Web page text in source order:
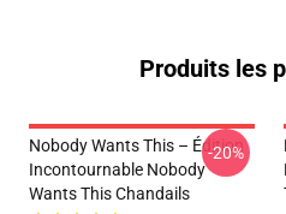
Produits les
Nobody Wants This – Édition
Incontournable Nobody
Wants This Chandails
-20%